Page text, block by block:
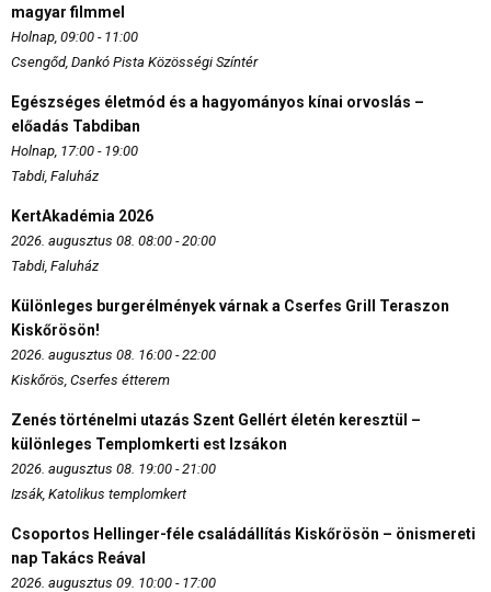
magyar filmmel
Holnap, 09:00 - 11:00
Csengőd, Dankó Pista Közösségi Színtér
Egészséges életmód és a hagyományos kínai orvoslás –
előadás Tabdiban
Holnap, 17:00 - 19:00
Tabdi, Faluház
KertAkadémia 2026
2026. augusztus 08. 08:00 - 20:00
Tabdi, Faluház
Különleges burgerélmények várnak a Cserfes Grill Teraszon
Kiskőrösön!
2026. augusztus 08. 16:00 - 22:00
Kiskőrös, Cserfes étterem
Zenés történelmi utazás Szent Gellért életén keresztül –
különleges Templomkerti est Izsákon
2026. augusztus 08. 19:00 - 21:00
Izsák, Katolikus templomkert
Csoportos Hellinger-féle családállítás Kiskőrösön – önismereti
nap Takács Reával
2026. augusztus 09. 10:00 - 17:00